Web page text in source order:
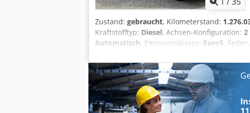
Zustand: gebraucht, Kilometerstand:
Kraftstofftyp: Diesel, Achsen-Konfiguration: 2
Automatisch, Emissionsklasse: Euro5,
, MAN TGA 18.400
Leistung: 400 PS * Getriebe: Automatik *
Schlafkabine * Luftgefederter Fahrersitz *
Sonnenblende * Abrollkipper /
Kraftstofftank Dcjdpfx Aqjzicu Heqok